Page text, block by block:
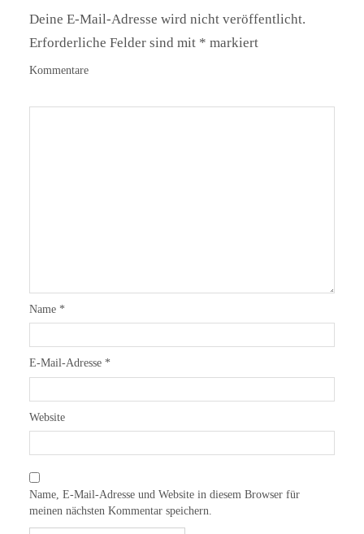
Deine E-Mail-Adresse wird nicht veröffentlicht.
Erforderliche Felder sind mit * markiert
Kommentare
Name *
E-Mail-Adresse *
Website
Name, E-Mail-Adresse und Website in diesem Browser für
meinen nächsten Kommentar speichern.